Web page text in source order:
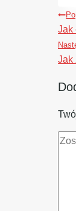
Jak
Jak